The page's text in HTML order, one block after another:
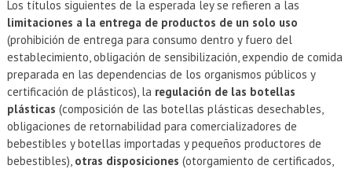
Los títulos siguientes de la esperada ley se refieren a las
limitaciones a la entrega de productos de un solo uso
(prohibición de entrega para consumo dentro y fuero del
establecimiento, obligación de sensibilización, expendio de comida
preparada en las dependencias de los organismos públicos y
certificación de plásticos), la regulación de las botellas
plásticas (composición de las botellas plásticas desechables,
obligaciones de retornabilidad para comercializadores de
bebestibles y botellas importadas y pequeños productores de
bebestibles), otras disposiciones (otorgamiento de certificados,